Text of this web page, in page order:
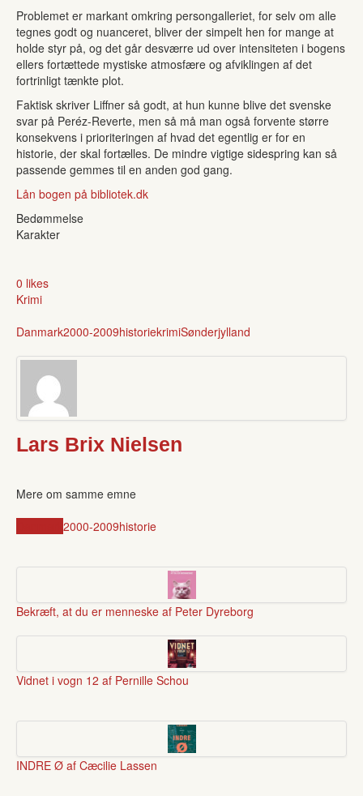
Problemet er markant omkring persongalleriet, for selv om alle
tegnes godt og nuanceret, bliver der simpelt hen for mange at
holde styr på, og det går desværre ud over intensiteten i bogens
ellers fortættede mystiske atmosfære og afviklingen af det
fortrinligt tænkte plot.
Faktisk skriver Liffner så godt, at hun kunne blive det svenske
svar på Peréz-Reverte, men så må man også forvente større
konsekvens i prioriteringen af hvad det egentlig er for en
historie, der skal fortælles. De mindre vigtige sidespring kan så
passende gemmes til en anden god gang.
Lån bogen på bibliotek.dk
Bedømmelse
Karakter
0 likes
Krimi
Danmark2000-2009historiekrimiSønderjylland
Lars Brix Nielsen
Mere om samme emne
2000-2009historie
Bekræft, at du er menneske af Peter Dyreborg
Vidnet i vogn 12 af Pernille Schou
INDRE Ø af Cæcilie Lassen